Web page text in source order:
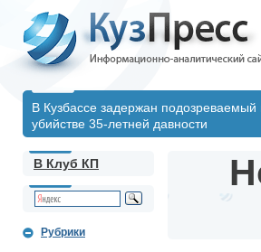
В Кузбассе задержан подозреваемый
убийстве 35-летней давности
В Клуб КП
Рубрики